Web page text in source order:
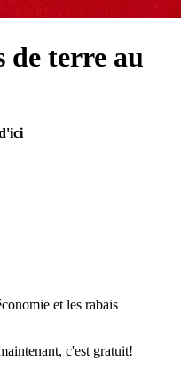
de terre au
et les rabais
c'est gratuit!